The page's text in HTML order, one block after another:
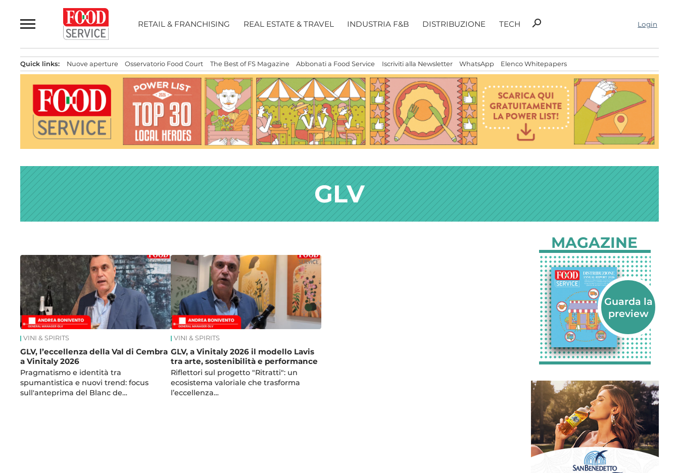
al
contenuto
RETAIL & FRANCHISING REAL ESTATE & TRAVEL INDUSTRIA F&B DISTRIBUZIONE TECH
Ricerca
search Login
Quick links: Nuove aperture Osservatorio Food Court The Best of FS Magazine Abbonati a Food Service Iscriviti alla Newsletter WhatsApp Elenco Whitepapers
GLV
News
VINI & SPIRITS
GLV, l’eccellenza della Val di Cembra
a Vinitaly 2026
Pragmatismo e identità tra
spumantistica e nuovi trend: focus
sull'anteprima del Blanc de…
VINI & SPIRITS
GLV, a Vinitaly 2026 il modello Lavis
tra arte, sostenibilità e performance
Riflettori sul progetto "Ritratti": un
ecosistema valoriale che trasforma
l’eccellenza…
MAGAZINE